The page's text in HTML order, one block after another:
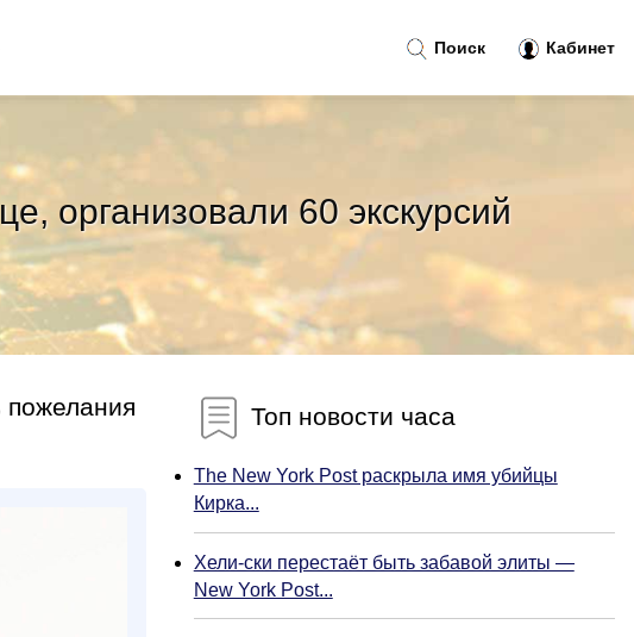
организовали 60 экскурсий
пожелания
Топ новости часа
The New York Post раскрыла имя убийцы
Кирка...
Хели-ски перестаёт быть забавой элиты —
New York Post...
Поиск Кабинет